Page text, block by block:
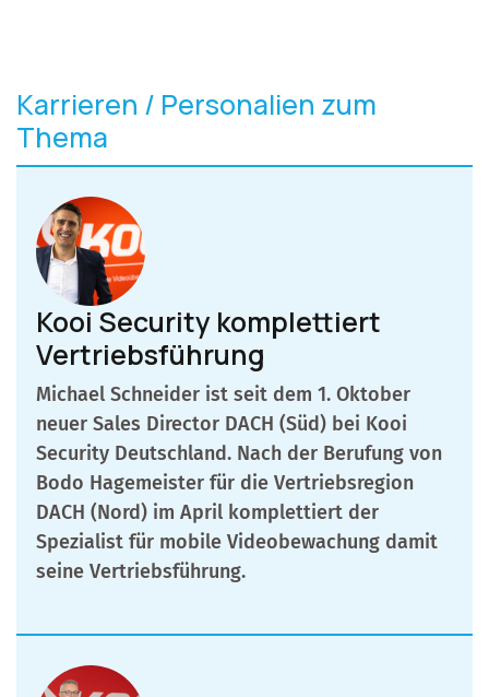
Karrieren / Personalien zum
Thema
Kooi Security komplettiert
Vertriebsführung
Michael Schneider ist seit dem 1. Oktober
neuer Sales Director DACH (Süd) bei Kooi
Security Deutschland. Nach der Berufung von
Bodo Hagemeister für die Vertriebsregion
DACH (Nord) im April komplettiert der
Spezialist für mobile Videobewachung damit
seine Vertriebsführung.